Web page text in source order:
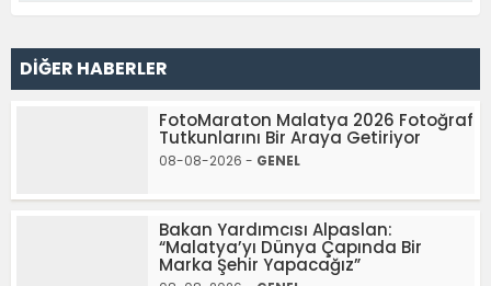
DİĞER HABERLER
FotoMaraton Malatya 2026 Fotoğraf
Tutkunlarını Bir Araya Getiriyor
08-08-2026 - GENEL
Bakan Yardımcısı Alpaslan:
“Malatya’yı Dünya Çapında Bir
Marka Şehir Yapacağız”